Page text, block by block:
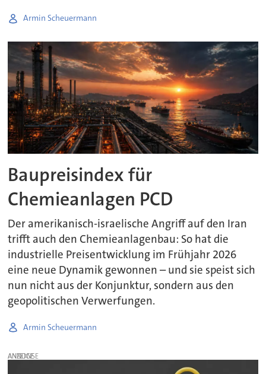
Armin Scheuermann
Baupreisindex für
Chemieanlagen PCD
Der amerikanisch-israelische Angriff auf den Iran
trifft auch den Chemieanlagenbau: So hat die
industrielle Preisentwicklung im Frühjahr 2026
eine neue Dynamik gewonnen – und sie speist sich
nun nicht aus der Konjunktur, sondern aus den
geopolitischen Verwerfungen.
Armin Scheuermann
ANZEIGE